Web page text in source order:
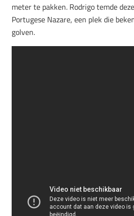
meter te pakken. Rodrigo temde
Portugese Nazare, een plek die
golven.